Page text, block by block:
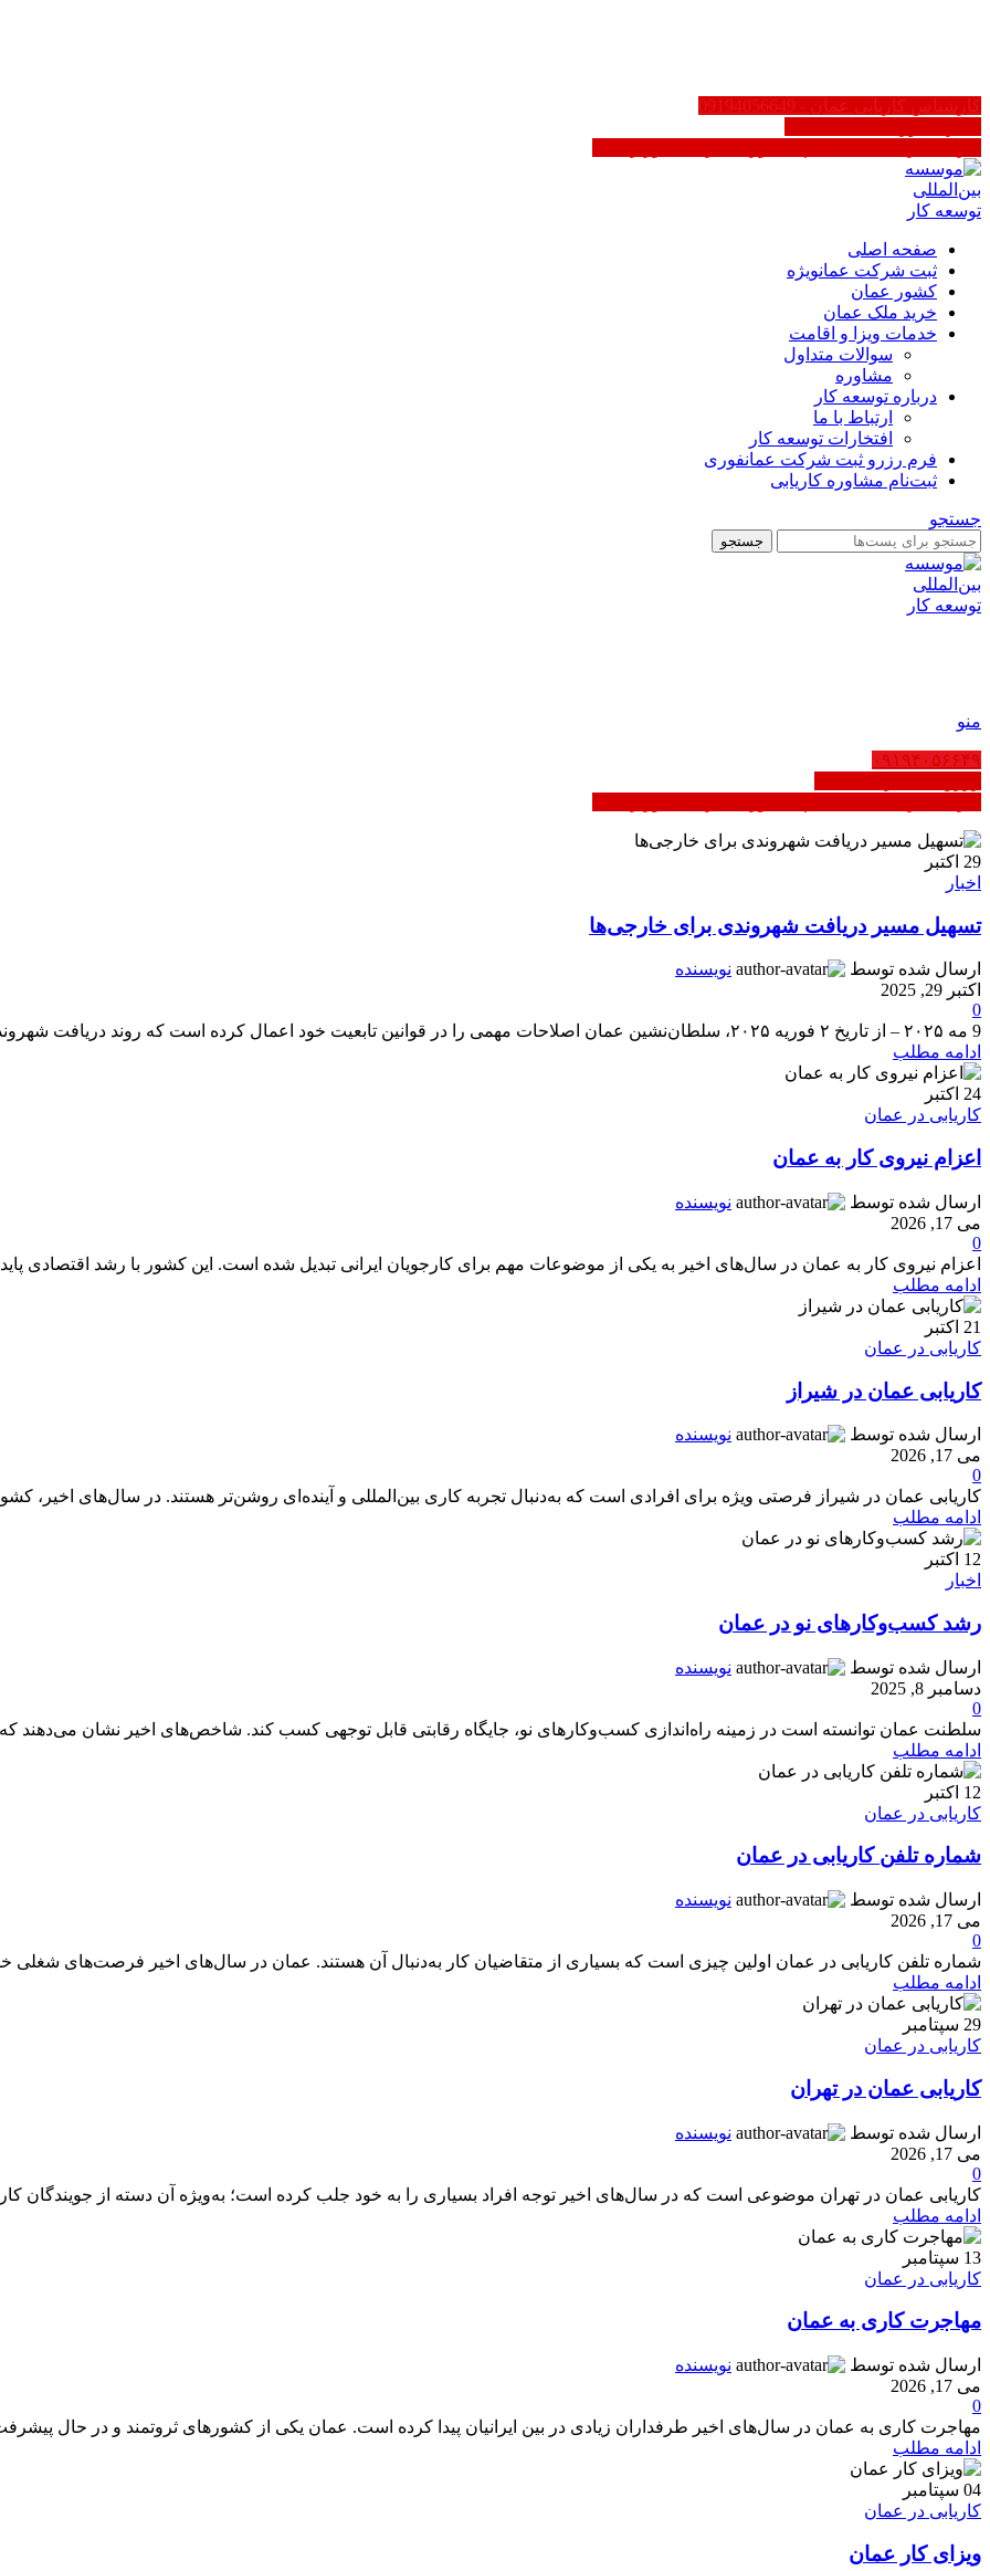
کارشناس کاریابی عمان - 09194056649
صفحه اصلی
ثبت شرکت عمانویژه
کشور عمان
خرید ملک عمان
خدمات ویزا و اقامت
سوالات متداول
مشاوره
درباره توسعه کار
ارتباط با ما
افتخارات توسعه کار
فرم رزرو ثبت شرکت عمانفوری
ثبت‌نام مشاوره کاریابی
جستجو
جستجو
منو
۰۹۱۹۴۰۵۶۶۴۹
29 اکتبر
اخبار
تسهیل مسیر دریافت شهروندی برای خارجی‌ها
ارسال شده توسط
نویسنده
اکتبر 29, 2025
0
9 مه ۲۰۲۵ – از تاریخ ۲ فوریه ۲۰۲۵، سلطان‌نشین عمان اصلاحات مهمی را در قوانین تابعیت خود اعمال کرده است که روند دریافت شهروندی برای اتبا...
ادامه مطلب
24 اکتبر
کاریابی در عمان
اعزام نیروی کار به عمان
ارسال شده توسط
نویسنده
می 17, 2026
0
اعزام نیروی کار به عمان در سال‌های اخیر به یکی از موضوعات مهم برای کارجویان ایرانی تبدیل شده است. این کشور با رشد اقتصادی
ادامه مطلب
21 اکتبر
کاریابی در عمان
کاریابی عمان در شیراز
ارسال شده توسط
نویسنده
می 17, 2026
0
کاریابی عمان در شیراز فرصتی ویژه برای افرادی است که به‌دنبال تجربه کاری بین‌المللی و آینده‌ای روشن‌تر هستند. در سال‌های اخیر،
ادامه مطلب
12 اکتبر
اخبار
رشد کسب‌وکارهای نو در عمان
ارسال شده توسط
نویسنده
دسامبر 8, 2025
0
سلطنت عمان توانسته است در زمینه راه‌اندازی کسب‌وکارهای نو، جایگاه رقابتی قابل توجهی کسب کند. شاخص‌های اخیر نشان می‌دهند که
ادامه مطلب
12 اکتبر
کاریابی در عمان
شماره تلفن کاریابی در عمان
ارسال شده توسط
نویسنده
می 17, 2026
0
شماره تلفن کاریابی در عمان اولین چیزی است که بسیاری از متقاضیان کار به‌دنبال آن هستند. عمان در سال‌های اخیر فرصت‌های شغلی
ادامه مطلب
29 سپتامبر
کاریابی در عمان
کاریابی عمان در تهران
ارسال شده توسط
نویسنده
می 17, 2026
0
کاریابی عمان در تهران موضوعی است که در سال‌های اخیر توجه افراد بسیاری را به خود جلب کرده است؛ به‌ویژه آن دسته از جویندگان
ادامه مطلب
13 سپتامبر
کاریابی در عمان
مهاجرت کاری به عمان
ارسال شده توسط
نویسنده
می 17, 2026
0
مهاجرت کاری به عمان در سال‌های اخیر طرفداران زیادی در بین ایرانیان پیدا کرده است. عمان یکی از کشورهای ثروتمند و در حال
ادامه مطلب
04 سپتامبر
کاریابی در عمان
ویزای کار عمان